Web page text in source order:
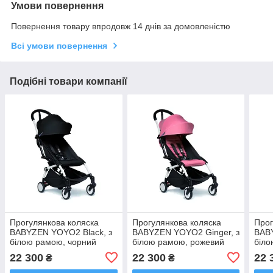
Умови повернення
Повернення товару впродовж 14 днів за домовленістю
Всі умови повернення
Подібні товари компанії
Прогулянкова коляска
BABYZEN YOYO2 Black, з
білою рамою, чорний
(BZ10109-01/BZ10104-05)
22 300 ₴
Прогулянкова коляска
BABYZEN YOYO2 Ginger, з
білою рамою, рожевий
(BZ10109-01/BZ10104-09)
22 300₴ 22